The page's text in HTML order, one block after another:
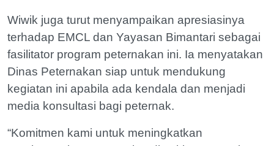
Wiwik juga turut menyampaikan apresiasinya
terhadap EMCL dan Yayasan Bimantari sebagai
fasilitator program peternakan ini. Ia menyatakan
Dinas Peternakan siap untuk mendukung
kegiatan ini apabila ada kendala dan menjadi
media konsultasi bagi peternak.
“Komitmen kami untuk meningkatkan